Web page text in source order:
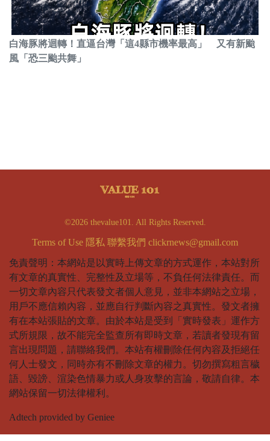
白海豚將迴轉！直逼台灣「這4縣市機率最高」 又有新颱
風「恐三颱共舞」
©2026 thevalue101. All Rights Reserved.
Terms of Use 隱私 聯繫我們 clickrnews@gmail.com
免責聲明：本網站是以實時上傳文章的方式運作，本站對所
有文章的真實性、完整性及立場等，不負任何法律責任。而
一切文章內容只代表發文者個人意見，並非本網站之立場，
用戶不應信賴內容，並應自行判斷內容之真實性。發文者擁
有在本站張貼的文章。由於本站是受到「實時發表」運作方
式所規限，故不能完全監查所有即時文章，若讀者發現有留
言出現問題，請聯絡我們。本站有權刪除任何內容及拒絕任
何人士發文，同時亦有不刪除文章的權力。切勿撰寫粗言穢
語、毀謗、渲染色情暴力或人身攻擊的言論，敬請自律。本
網站保留一切法律權利。
Adtech provided by Geniee